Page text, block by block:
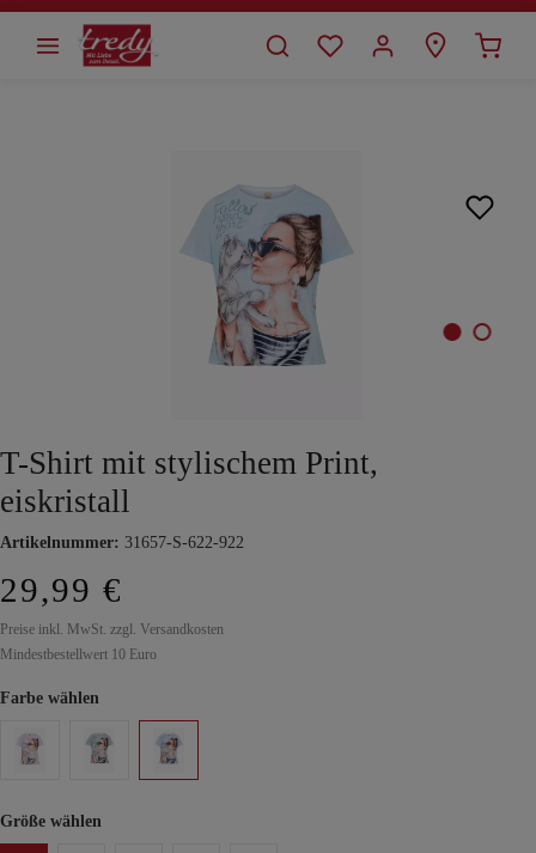
springen
T-Shirt mit stylischem Print,
eiskristall
Artikelnummer: 31657-S-622-922
29,99 €
Preise inkl. MwSt. zzgl. Versandkosten
Mindestbestellwert 10 Euro
Farbe wählen
Größe wählen